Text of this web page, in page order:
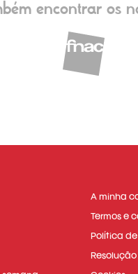
encontrar os
A minha
Termos e
Política